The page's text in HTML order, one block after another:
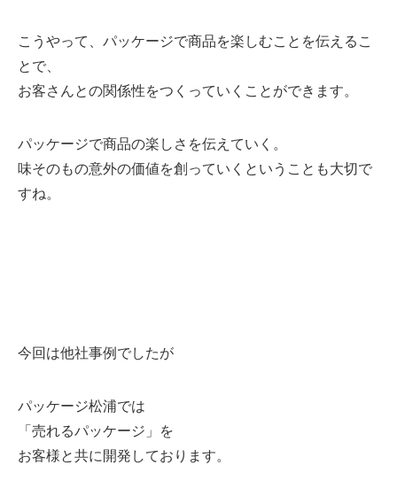
こうやって、パッケージで商品を楽しむことを伝えるこ
とで、
お客さんとの関係性をつくっていくことができます。
パッケージで商品の楽しさを伝えていく。
味そのもの意外の価値を創っていくということも大切で
すね。
今回は他社事例でしたが
パッケージ松浦では
「売れるパッケージ」を
お客様と共に開発しております。